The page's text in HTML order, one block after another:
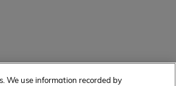
We use information recorded by